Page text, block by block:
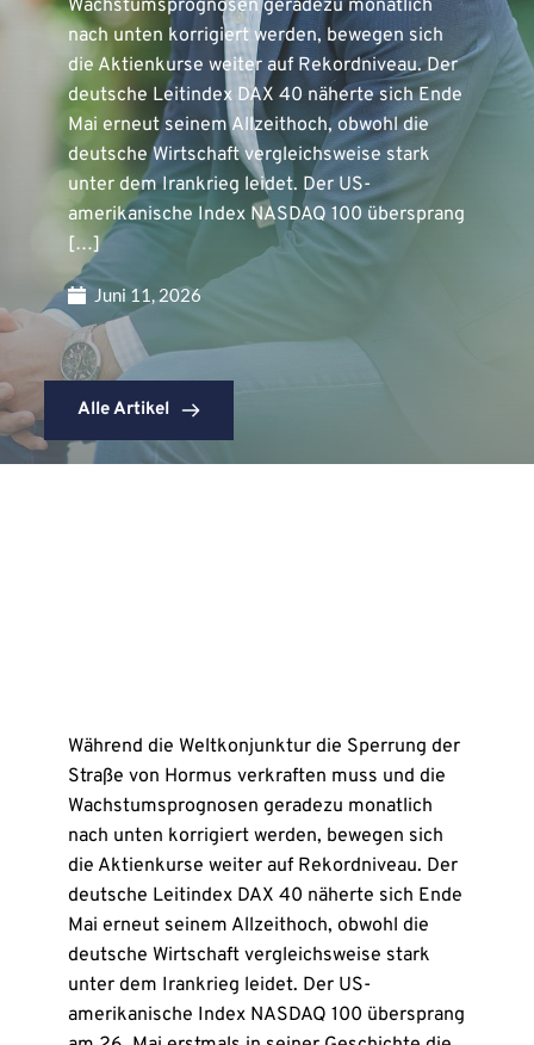
Wachstumsprognosen geradezu monatlich
nach unten korrigiert werden, bewegen sich
die Aktienkurse weiter auf Rekordniveau. Der
deutsche Leitindex DAX 40 näherte sich Ende
Mai erneut seinem Allzeithoch, obwohl die
deutsche Wirtschaft vergleichsweise stark
unter dem Irankrieg leidet. Der US-
amerikanische Index NASDAQ 100 übersprang
[…]
Juni 11, 2026
Alle Artikel
Während die Weltkonjunktur die Sperrung der
Straße von Hormus verkraften muss und die
Wachstumsprognosen geradezu monatlich
nach unten korrigiert werden, bewegen sich
die Aktienkurse weiter auf Rekordniveau. Der
deutsche Leitindex DAX 40 näherte sich Ende
Mai erneut seinem Allzeithoch, obwohl die
deutsche Wirtschaft vergleichsweise stark
unter dem Irankrieg leidet. Der US-
amerikanische Index NASDAQ 100 übersprang